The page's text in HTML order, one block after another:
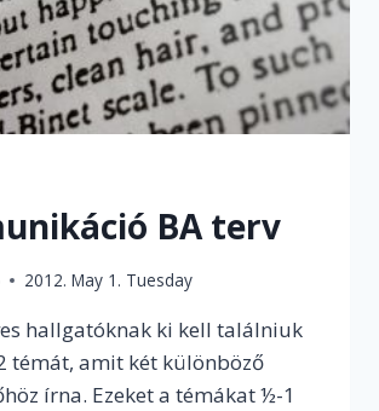
BA terv
2012. May 1. Tuesday
hallgatóknak ki kell találniuk
témát, amit két különböző
írna. Ezeket a témákat ½-1